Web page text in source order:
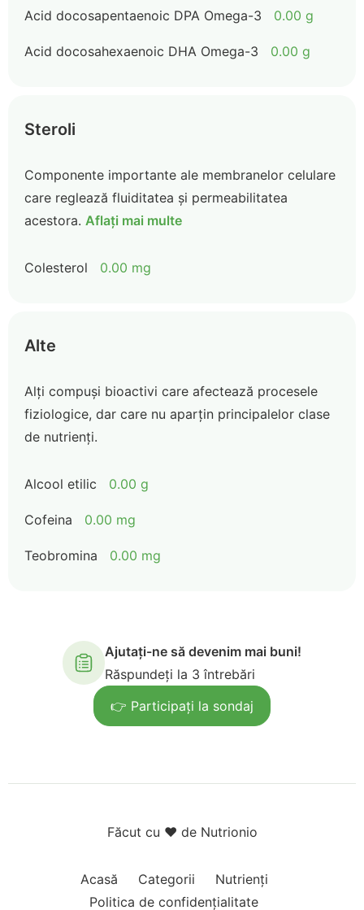
Acid docosapentaenoic DPA Omega-3 0.00 g
Acid docosahexaenoic DHA Omega-3 0.00 g
Steroli
Componente importante ale membranelor celulare
care reglează fluiditatea și permeabilitatea
acestora. Aflați mai multe
Colesterol 0.00 mg
Alte
Alți compuși bioactivi care afectează procesele
fiziologice, dar care nu aparțin principalelor clase
de nutrienți.
Alcool etilic 0.00 g
Cofeina 0.00 mg
Teobromina 0.00 mg
Ajutați-ne să devenim mai buni!
Răspundeți la 3 întrebări
👉 Participați la sondaj
Făcut cu ❤️ de Nutrionio
Acasă Categorii
Nutrienți
Politica de confidențialitate